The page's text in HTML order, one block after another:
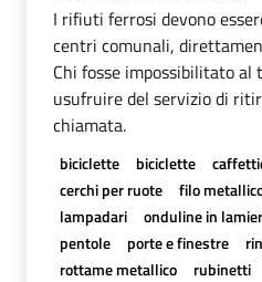
I rifiuti ferrosi devono
centri comunali,
Chi fosse impossibilitato
usufruire del servizio di
chiamata.
biciclette biciclette
cerchi per ruote
filo
lampadari
onduline in
pentole
porte e finestre
rottame metallico
rubinetti